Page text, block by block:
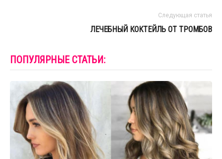
Следующая статья
ЛЕЧЕБНЫЙ КОКТЕЙЛЬ ОТ ТРОМБОВ
ПОПУЛЯРНЫЕ СТАТЬИ: